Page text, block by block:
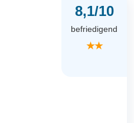
8,1/10
befriedigend
★★